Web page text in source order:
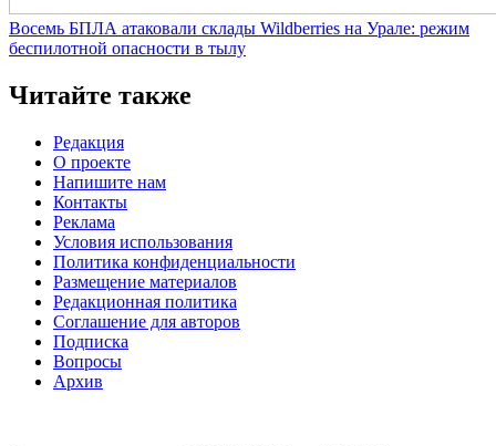
Восемь БПЛА атаковали склады Wildberries на Урале: режим
беспилотной опасности в тылу
Читайте также
Редакция
О проекте
Напишите нам
Контакты
Реклама
Условия использования
Политика конфиденциальности
Размещение материалов
Редакционная политика
Соглашение для авторов
Подписка
Вопросы
Архив